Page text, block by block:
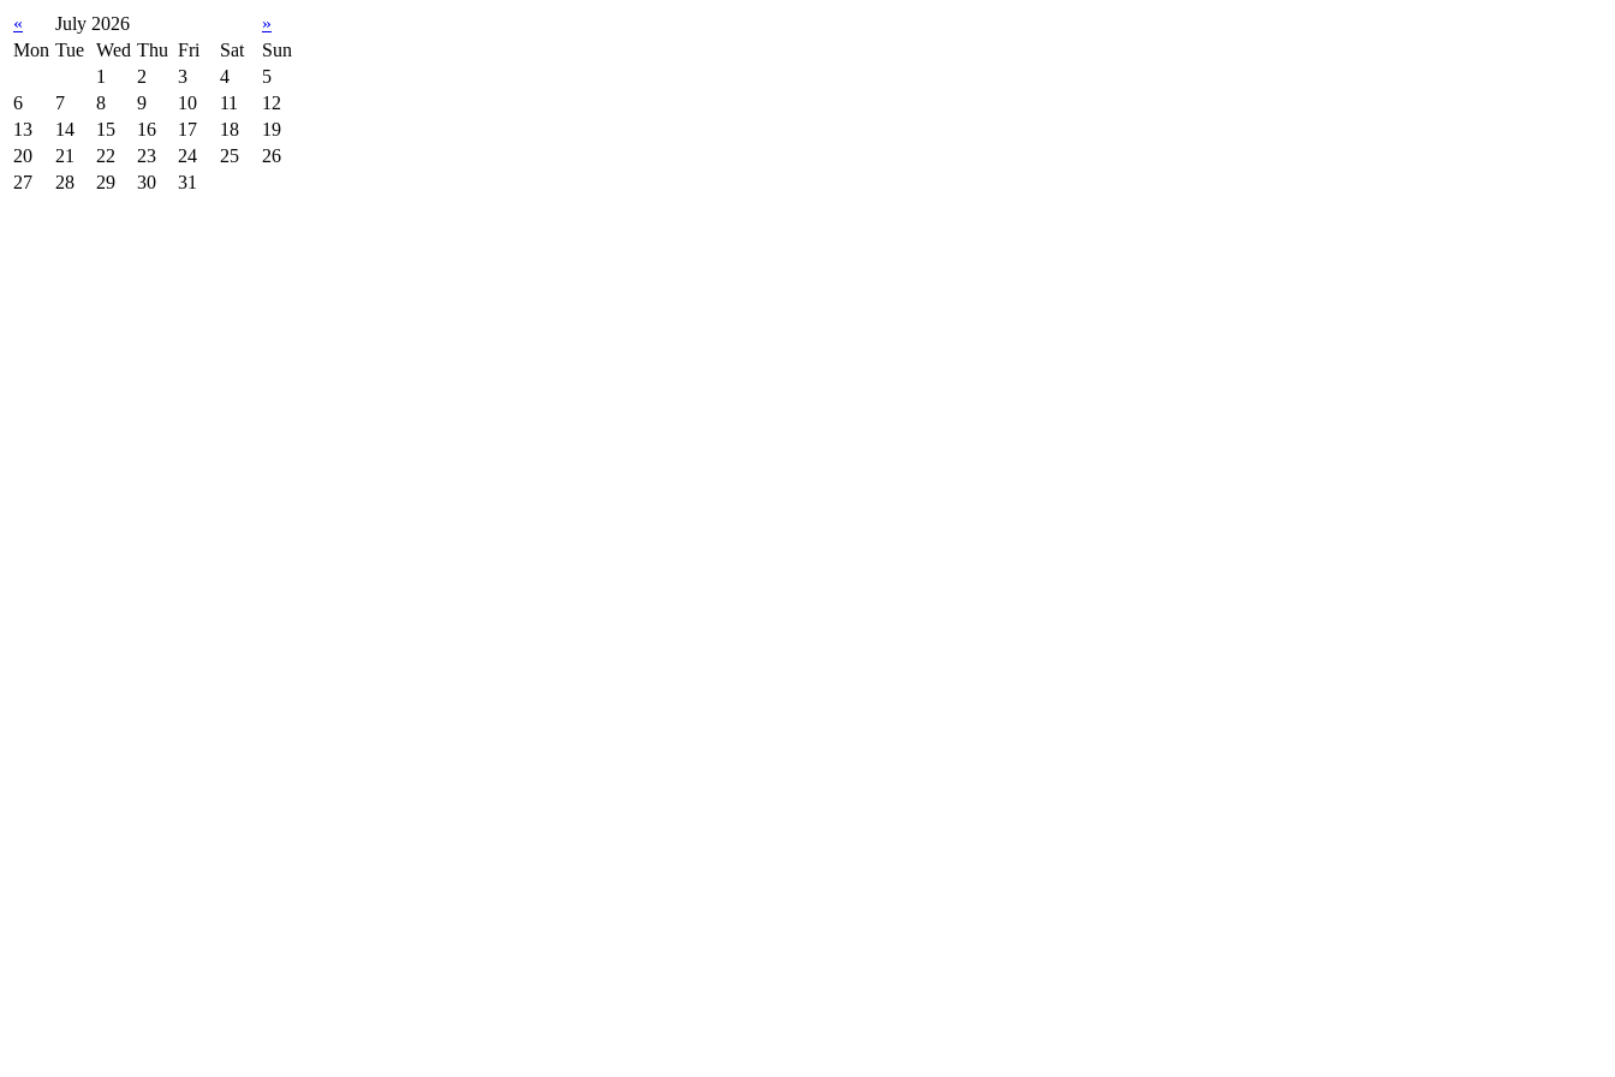
« July 2026
»
Mon Tue Wed Thu Fri Sat
Sun
1
2 3 4
5
6
7 8 9 10 11
12
13
14 15 16 17 18
19
20
21 22 23 24 25
26
27
28 29 30 31